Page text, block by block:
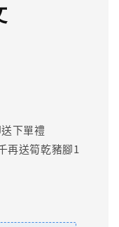
下單禮
再送筍乾豬腳1